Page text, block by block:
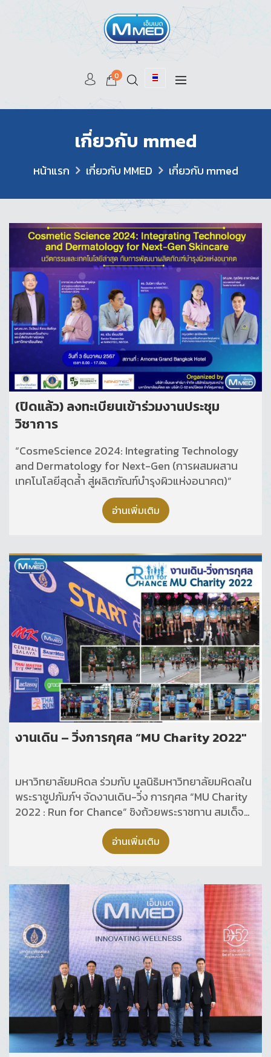
0
เกี่ยวกับ mmed
หน้าแรก เกี่ยวกับ MMED เกี่ยวกับ mmed
(ปิดแล้ว) ลงทะเบียนเข้าร่วมงานประชุม
วิชาการ
“CosmeScience 2024: Integrating Technology
and Dermatology for Next-Gen (การผสมผสาน
เทคโนโลยีสุดล้ำ สู่ผลิตภัณฑ์บำรุงผิวแห่งอนาคต)”
อ่านเพิ่มเติม
งานเดิน – วิ่งการกุศล “MU Charity 2022″
มหาวิทยาลัยมหิดล ร่วมกับ มูลนิธิมหาวิทยาลัยมหิดลใน
พระราชูปภัมภ์ฯ จัดงานเดิน-วิ่ง การกุศล “MU Charity
2022 : Run for Chance” ชิงถ้วยพระราชทาน สมเด็จ
พระกนิษฐาธิราชเจ้า กรมสมเด็จพระเทพรัตนราชสุดาฯ
อ่านเพิ่มเติม